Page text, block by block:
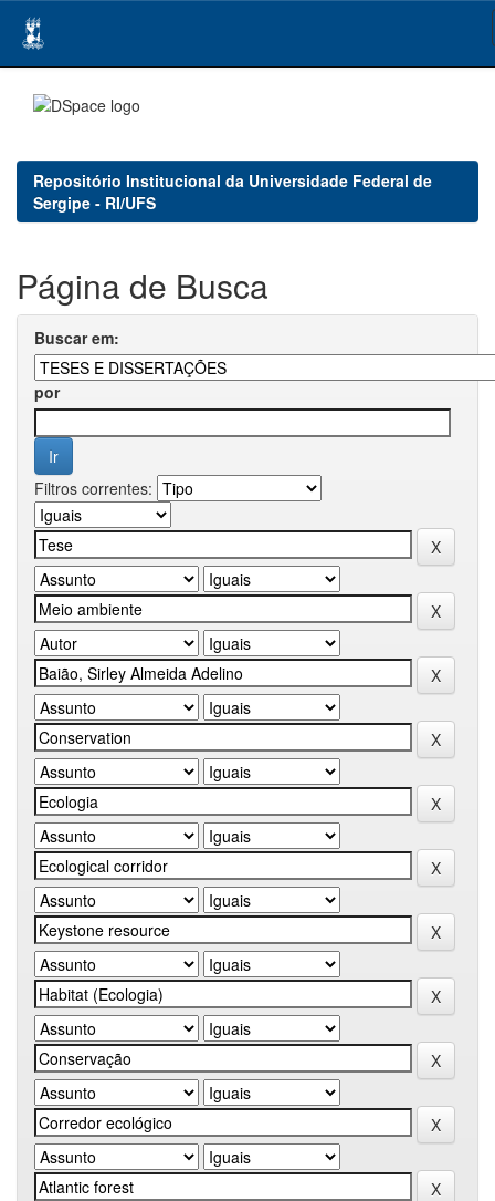
navigation
Repositório Institucional da Universidade Federal de
Sergipe - RI/UFS
Página de Busca
Buscar em:
por
Filtros correntes: